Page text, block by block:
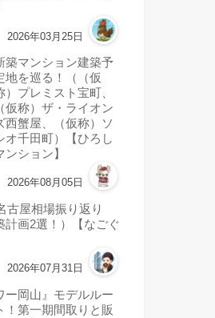
2026年03月25日
築マンション建築予
地を巡る！（（仮
）プレミスト宝町、
（仮称）ザ・ライオン
西蟹屋、（仮称）ソ
オ千田町）【ひろし
ンション】
2026年08月05日
古屋相場振り返り
計画2選！）【なごぐ
2026年07月31日
ー岡山』モデルルー
！第一期間取りと販